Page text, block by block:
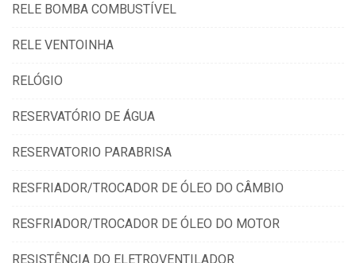
RELE BOMBA COMBUSTÍVEL
RELE VENTOINHA
RELÓGIO
RESERVATÓRIO DE ÁGUA
RESERVATORIO PARABRISA
RESFRIADOR/TROCADOR DE ÓLEO DO CÂMBIO
RESFRIADOR/TROCADOR DE ÓLEO DO MOTOR
RESISTÊNCIA DO ELETROVENTILADOR